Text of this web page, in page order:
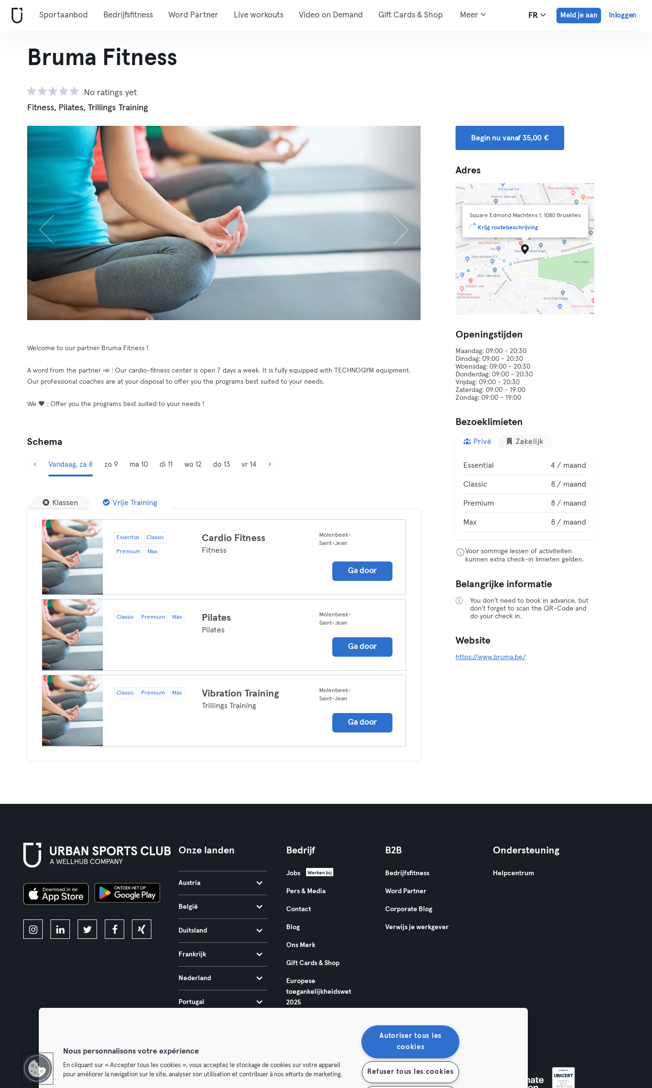
Sportaanbod Bedrijfsfitness Word Partner Live workouts Video on Demand Gift Cards & Shop Meer FR Meld je aan Inloggen
Bruma Fitness
No ratings yet
Fitness, Pilates, Trillings Training
Welcome to our partner Bruma Fitness !
A word from the partner 📣 : Our cardio-fitness center is open 7 days a week. It is fully equipped with TECHNOGYM equipment.
Our professional coaches are at your disposal to offer you the programs best suited to your needs.
We 🖤 : Offer you the programs best suited to your needs !
Schema
Vandaag, za 8 zo 9 ma 10 di 11 wo 12 do 13 vr 14
Klassen Vrije Training
Essential Classic
Premium Max
Cardio Fitness
Fitness
Molenbeek-
Saint-Jean
Ga door
Classic Premium Max Pilates
Pilates
Molenbeek-
Saint-Jean
Ga door
Classic Premium Max Vibration Training
Trillings Training
Molenbeek-
Saint-Jean
Ga door
Begin nu vanaf 35,00 €
Adres
Square Edmond Machtens 1, 1080 Bruxelles
Krijg routebeschrijving
Openingstijden
Maandag: 09:00 - 20:30
Dinsdag: 09:00 - 20:30
Woensdag: 09:00 - 20:30
Donderdag: 09:00 - 20:30
Vrijdag: 09:00 - 20:30
Zaterdag: 09:00 - 19:00
Bezoeklimieten
Privé Zakelijk
Essential 4 / maand
Classic 8 / maand
Premium 8 / maand
Max 8 / maand
Voor sommige lessen of activiteiten
kunnen extra check-in limieten gelden.
Belangrijke informatie
You don't need to book in advance, but
don't forget to scan the QR-Code and
do your check in.
Website
https://www.bruma.be/
Onze landen
Austria
België
Duitsland
Frankrijk
Nederland
Portugal
Bedrijf
Jobs Werken bij
Pers & Media
Contact
Blog
Ons Merk
Gift Cards & Shop
Europese
toegankelijkheidswet
2025
B2B
Bedrijfsfitness
Word Partner
Corporate Blog
Verwijs je werkgever
Ondersteuning
Helpcentrum
Algemene Voorwaarden Privacy Bedrijfsgegevens
Nous personnalisons votre expérience
En cliquant sur « Accepter tous les cookies », vous acceptez le stockage de cookies sur votre appareil
pour améliorer la navigation sur le site, analyser son utilisation et contribuer à nos efforts de marketing.
Autoriser tous les
cookies
Refuser tous les cookies